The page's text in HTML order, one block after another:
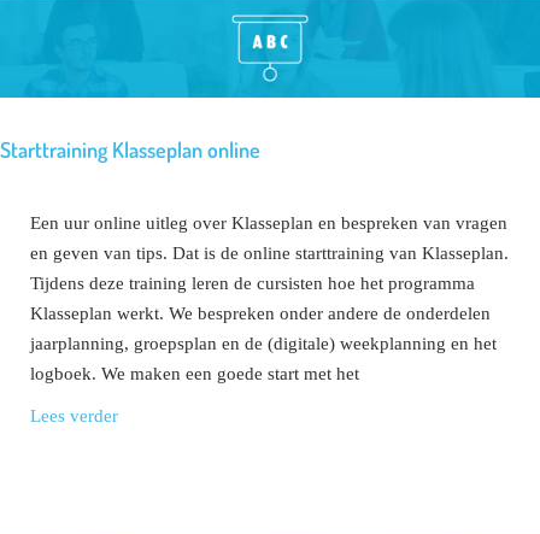
Starttraining Klasseplan online
Een uur online uitleg over Klasseplan en bespreken van vragen
en geven van tips. Dat is de online starttraining van Klasseplan.
Tijdens deze training leren de cursisten hoe het programma
Klasseplan werkt. We bespreken onder andere de onderdelen
jaarplanning, groepsplan en de (digitale) weekplanning en het
logboek. We maken een goede start met het
Lees verder